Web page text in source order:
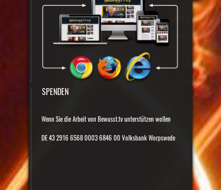
SPENDEN
Wenn Sie die Arbeit von Bewusst.tv unterstützen wollen
DE 43 2916 6568 0003 6846 00 Volksbank Worpswede